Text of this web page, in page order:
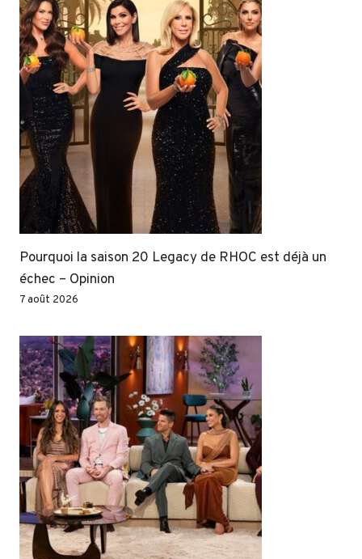
Pourquoi la saison 20 Legacy de RHOC est déjà un
échec – Opinion
7 août 2026